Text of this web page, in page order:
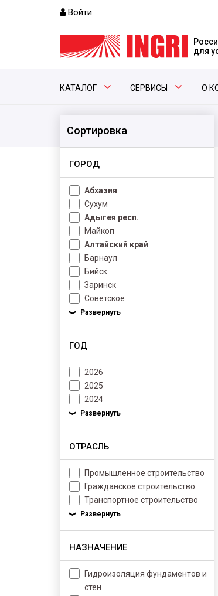
Войти
для
КАТАЛОГ СЕРВИСЫ О
Сортировка
ГОРОД
Абхазия
Сухум
Адыгея респ.
Майкоп
Алтайский край
Барнаул
Бийск
Заринск
Советское
ГОД
2026
2025
2024
ОТРАСЛЬ
Промышленное строительство
Гражданское строительство
Транспортное строительство
НАЗНАЧЕНИЕ
Гидроизоляция фундаментов и
стен